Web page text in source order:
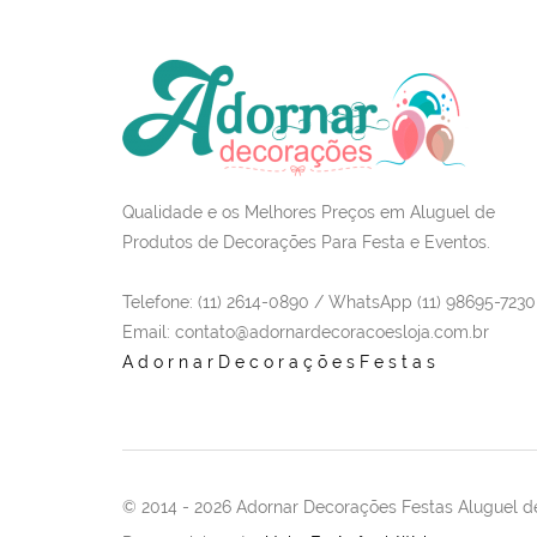
Qualidade e os Melhores Preços em Aluguel de
Produtos de Decorações Para Festa e Eventos.
Telefone: (11) 2614-0890 / WhatsApp (11) 98695-7230
Email : contato@adornardecoracoesloja.com.br
AdornarDecoraçõesFestas
© 2014 - 2026 Adornar Decorações Festas Aluguel